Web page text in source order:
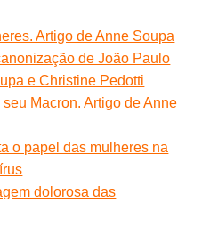
Artigo de Anne Soupa
de João Paulo
e Christine Pedotti
Macron. Artigo de Anne
o papel das mulheres na
dolorosa das